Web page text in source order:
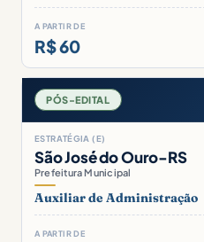
A PARTIR DE
R$ 60
PÓS-EDITAL
ESTRATÉGIA (E)
São José do Ouro-RS
Prefeitura Municipal
Auxiliar de Administração
A PARTIR DE